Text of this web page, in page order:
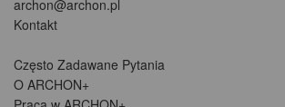
archon@archon.pl
Kontakt
Często Zadawane Pytania
O ARCHON+